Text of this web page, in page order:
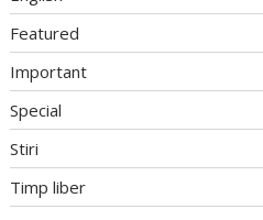
Featured
Important
Special
Stiri
Timp liber